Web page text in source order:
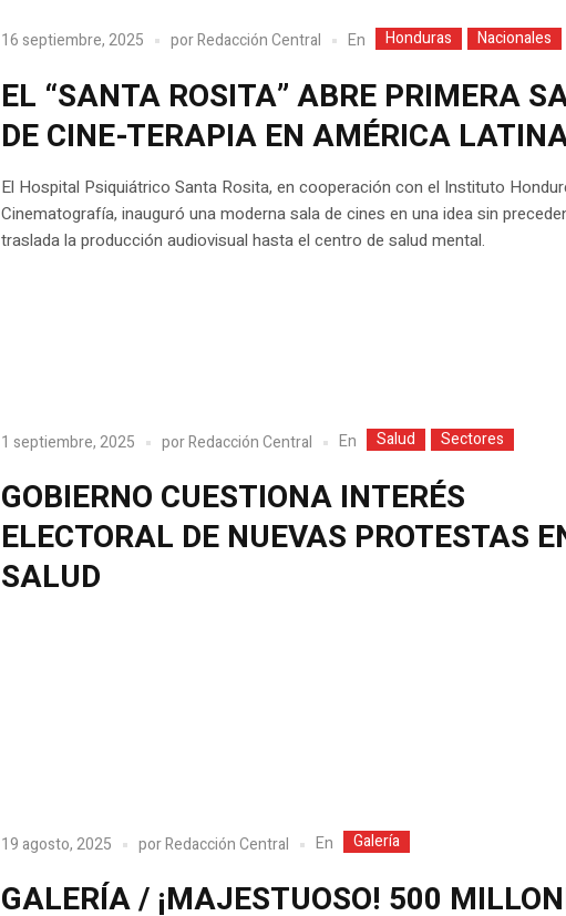
16 septiembre, 2025 porRedacción Central En Honduras Nacionales
EL “SANTA ROSITA” ABRE PRIMERA
DE CINE-TERAPIA EN AMÉRICA
El Hospital Psiquiátrico Santa Rosita, en cooperación con el Instituto
Cinematografía, inauguró una moderna sala de cines en una idea sin
traslada la producción audiovisual hasta el centro de salud mental.
1 septiembre, 2025 porRedacción Central En Salud Sectores
GOBIERNO CUESTIONA INTERÉS
ELECTORAL DE NUEVAS PROTESTAS
SALUD
19 agosto, 2025 porRedacción Central En Galería
GALERÍA / ¡MAJESTUOSO! 500